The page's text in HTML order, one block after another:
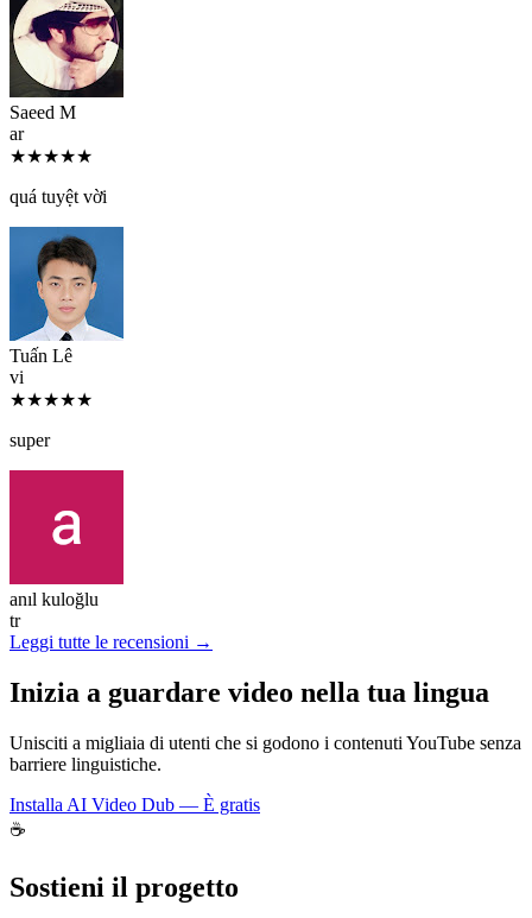
Saeed M
ar
★★★★★
quá tuyệt vời
Tuấn Lê
vi
★★★★★
super
anıl kuloğlu
tr
Leggi tutte le recensioni →
Inizia a guardare video nella tua lingua
Unisciti a migliaia di utenti che si godono i contenuti YouTube senza
barriere linguistiche.
Installa AI Video Dub — È gratis
☕
Sostieni il progetto